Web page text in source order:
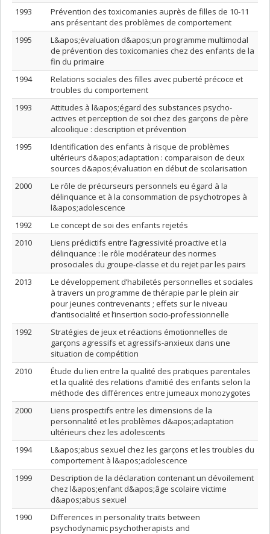
1993
Prévention des toxicomanies auprès de filles de 10-11
ans présentant des problèmes de comportement
1995
L&apos;évaluation d&apos;un programme multimodal
de prévention des toxicomanies chez des enfants de la
fin du primaire
1994
Relations sociales des filles avec puberté précoce et
troubles du comportement
1993
Attitudes à l&apos;égard des substances psycho-
actives et perception de soi chez des garçons de père
alcoolique : description et prévention
1995
Identification des enfants à risque de problèmes
ultérieurs d&apos;adaptation : comparaison de deux
sources d&apos;évaluation en début de scolarisation
2000
Le rôle de précurseurs personnels eu égard à la
délinquance et à la consommation de psychotropes à
l&apos;adolescence
1992
Le concept de soi des enfants rejetés
2010
Liens prédictifs entre l’agressivité proactive et la
délinquance : le rôle modérateur des normes
prosociales du groupe-classe et du rejet par les pairs
2013
Le développement d’habiletés personnelles et sociales
à travers un programme de thérapie par le plein air
pour jeunes contrevenants ; effets sur le niveau
d’antisocialité et l’insertion socio-professionnelle
1992
Stratégies de jeux et réactions émotionnelles de
garçons agressifs et agressifs-anxieux dans une
situation de compétition
2010
Étude du lien entre la qualité des pratiques parentales
et la qualité des relations d’amitié des enfants selon la
méthode des différences entre jumeaux monozygotes
2000
Liens prospectifs entre les dimensions de la
personnalité et les problèmes d&apos;adaptation
ultérieurs chez les adolescents
1994
L&apos;abus sexuel chez les garçons et les troubles du
comportement à l&apos;adolescence
1999
Description de la déclaration contenant un dévoilement
chez l&apos;enfant d&apos;âge scolaire victime
d&apos;abus sexuel
1990
Differences in personality traits between
psychodynamic psychotherapists and